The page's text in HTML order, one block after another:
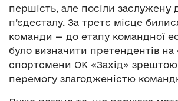
першість, але посіли заслужену
п’єдесталу. За третє місце
команди — до етапу командної
було визначити претендентів на
спортсмени ОК «Захід»
перемогу злагодженістю